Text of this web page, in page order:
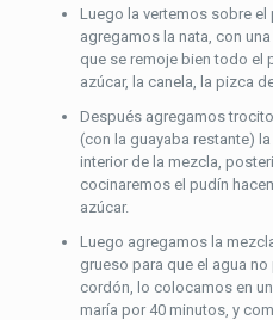
Luego la vertemos sobre el
agregamos la nata, con
que se remoje bien todo el
azúcar, la canela, la pizca
Después agregamos
(con la guayaba restante)
interior de la mezcla,
cocinaremos el pudín
azúcar.
Luego agregamos la
grueso para que el agua
cordón, lo colocamos en
maría por 40 minutos, y